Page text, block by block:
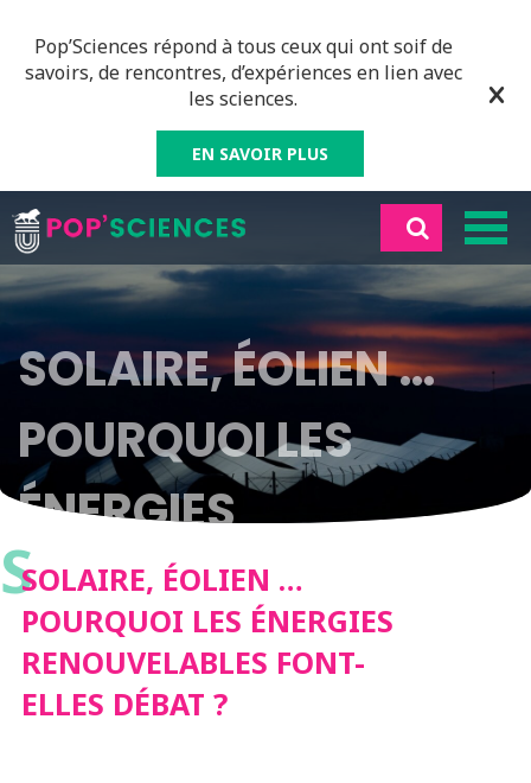
Pop’Sciences répond à tous ceux qui ont soif de
savoirs, de rencontres, d’expériences en lien avec
les sciences.
EN SAVOIR PLUS
SOLAIRE, ÉOLIEN …
POURQUOI LES
ÉNERGIES
RENOUVELABLES
FONT-ELLES DÉBAT ?
SSOLAIRE, ÉOLIEN …
POURQUOI LES ÉNERGIES
RENOUVELABLES FONT-
ELLES DÉBAT ?